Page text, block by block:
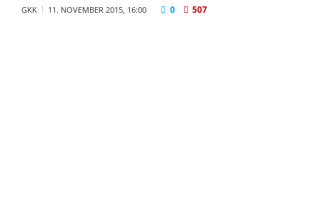
GKK 11. NOVEMBER 2015, 16:00 0 507